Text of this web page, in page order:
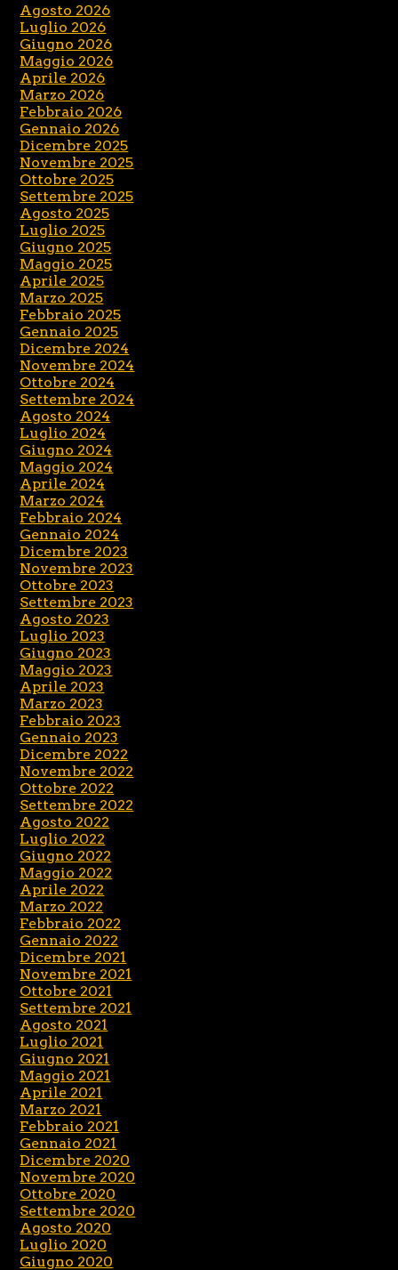
Agosto 2026
Luglio 2026
Giugno 2026
Maggio 2026
Aprile 2026
Marzo 2026
Febbraio 2026
Gennaio 2026
Dicembre 2025
Novembre 2025
Ottobre 2025
Settembre 2025
Agosto 2025
Luglio 2025
Giugno 2025
Maggio 2025
Aprile 2025
Marzo 2025
Febbraio 2025
Gennaio 2025
Dicembre 2024
Novembre 2024
Ottobre 2024
Settembre 2024
Agosto 2024
Luglio 2024
Giugno 2024
Maggio 2024
Aprile 2024
Marzo 2024
Febbraio 2024
Gennaio 2024
Dicembre 2023
Novembre 2023
Ottobre 2023
Settembre 2023
Agosto 2023
Luglio 2023
Giugno 2023
Maggio 2023
Aprile 2023
Marzo 2023
Febbraio 2023
Gennaio 2023
Dicembre 2022
Novembre 2022
Ottobre 2022
Settembre 2022
Agosto 2022
Luglio 2022
Giugno 2022
Maggio 2022
Aprile 2022
Marzo 2022
Febbraio 2022
Gennaio 2022
Dicembre 2021
Novembre 2021
Ottobre 2021
Settembre 2021
Agosto 2021
Luglio 2021
Giugno 2021
Maggio 2021
Aprile 2021
Marzo 2021
Febbraio 2021
Gennaio 2021
Dicembre 2020
Novembre 2020
Ottobre 2020
Settembre 2020
Agosto 2020
Luglio 2020
Giugno 2020